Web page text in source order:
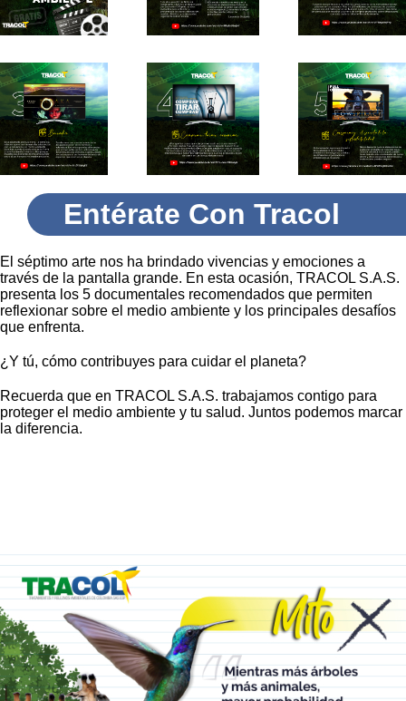
Entérate Con Tracol
El séptimo arte nos ha brindado vivencias y emociones a
través de la pantalla grande. En esta ocasión, TRACOL S.A.S.
presenta los 5 documentales recomendados que permiten
reflexionar sobre el medio ambiente y los principales desafíos
que enfrenta.
¿Y tú, cómo contribuyes para cuidar el planeta?
Recuerda que en TRACOL S.A.S. trabajamos contigo para
proteger el medio ambiente y tu salud. Juntos podemos marcar
la diferencia.